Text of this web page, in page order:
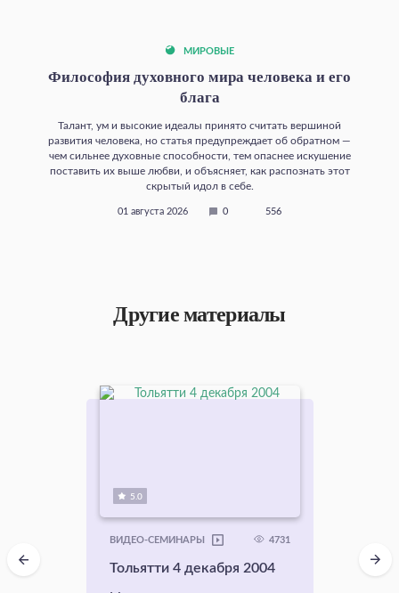
МИРОВЫЕ
Философия духовного мира человека и его
блага
Талант, ум и высокие идеалы принято считать вершиной
развития человека, но статья предупреждает об обратном —
чем сильнее духовные способности, тем опаснее искушение
поставить их выше любви, и объясняет, как распознать этот
скрытый идол в себе.
01 августа 2026 0 556
Другие материалы
5.0
ВИДЕО-СЕМИНАРЫ 4731
Тольятти 4 декабря 2004